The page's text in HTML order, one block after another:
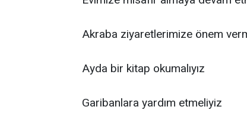
Akraba ziyaretlerimize önem
Ayda bir kitap okumalıyız
Garibanlara yardım etmeliyiz